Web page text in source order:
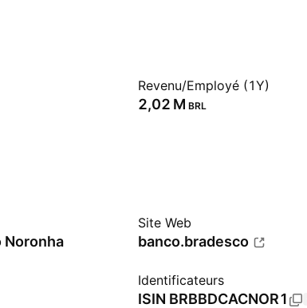
Revenu/Employé (1Y)
‪2,02 M‬ BRL
Noronha
Site Web
banco.bradesco
Identificateurs
ISIN BRBBDCACNOR1